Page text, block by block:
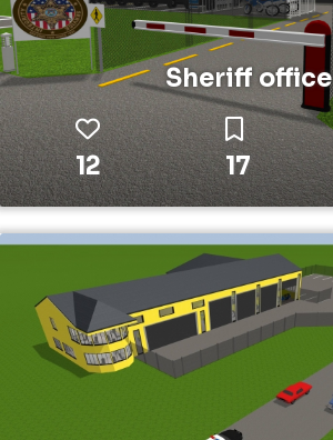
Sheriff office
12 17